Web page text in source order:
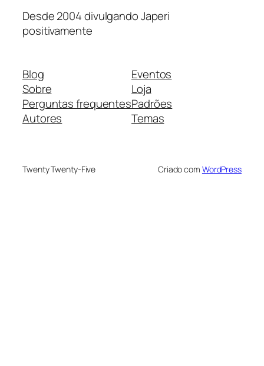
Desde 2004 divulgando Japeri
positivamente
Blog
Sobre
Perguntas frequentes
Autores
Eventos
Loja
Padrões
Temas
Twenty Twenty-Five Criado com WordPress